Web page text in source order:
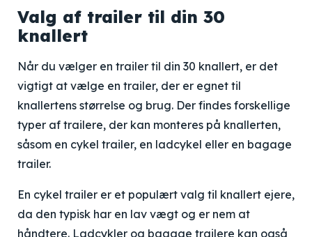
Valg af trailer til din 30
knallert
Når du vælger en trailer til din 30 knallert, er det
vigtigt at vælge en trailer, der er egnet til
knallertens størrelse og brug. Der findes forskellige
typer af trailere, der kan monteres på knallerten,
såsom en cykel trailer, en ladcykel eller en bagage
trailer.
En cykel trailer er et populært valg til knallert ejere,
da den typisk har en lav vægt og er nem at
håndtere. Ladcykler og bagage trailere kan også